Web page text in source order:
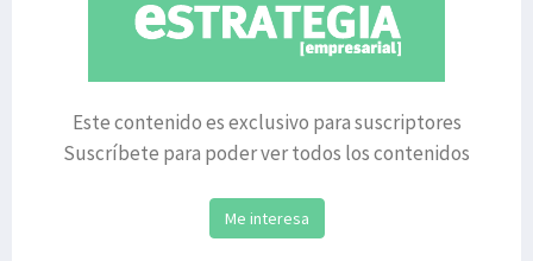
Este contenido es exclusivo para suscriptores
Suscríbete para poder ver todos los contenidos
Me interesa